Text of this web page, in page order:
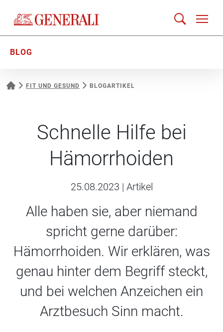
BLOG
FIT UND GESUND BLOGARTIKEL
Schnelle Hilfe bei
Hämorrhoiden
25.08.2023 | Artikel
Alle haben sie, aber niemand
spricht gerne darüber:
Hämorrhoiden. Wir erklären, was
genau hinter dem Begriff steckt,
und bei welchen Anzeichen ein
Arztbesuch Sinn macht.